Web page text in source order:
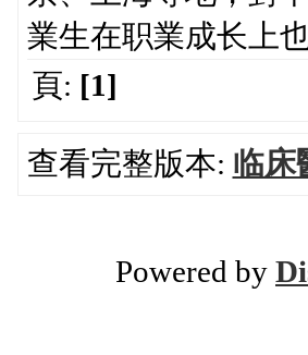
業生在职業成长上
頁: [1]
查看完整版本: 临床
Powered by